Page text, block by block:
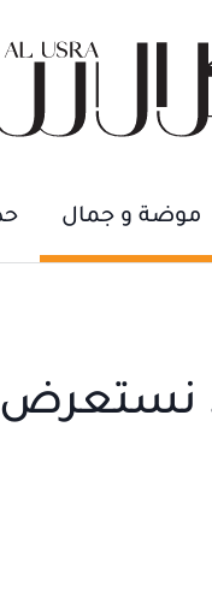
موضة و جمال